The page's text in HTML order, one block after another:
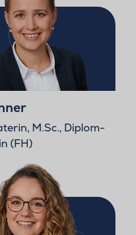
M.Sc., Diplom-
(FH)